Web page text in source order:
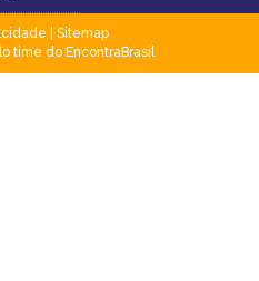
Sitemap
time do EncontraBrasil